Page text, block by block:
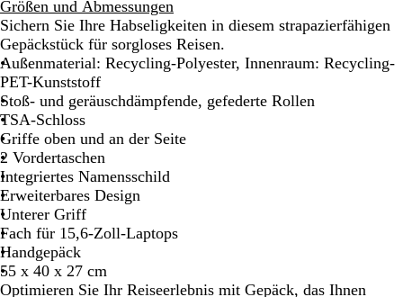
z
o
n
s
c
h
w
a
r
z
a
l
d
g
r
ü
n
i
t
t
e
r
n
a
c
h
t
s
b
l
a
u
Größen und Abmessungen
Sichern Sie Ihre Habseligkeiten in diesem strapazierfähigen
Gepäckstück für sorgloses Reisen.
Außenmaterial: Recycling-Polyester, Innenraum: Recycling-
PET-Kunststoff
Stoß- und geräuschdämpfende, gefederte Rollen
TSA-Schloss
Griffe oben und an der Seite
2 Vordertaschen
Integriertes Namensschild
Erweiterbares Design
Unterer Griff
Fach für 15,6-Zoll-Laptops
Handgepäck
55 x 40 x 27 cm
Optimieren Sie Ihr Reiseerlebnis mit Gepäck, das Ihnen